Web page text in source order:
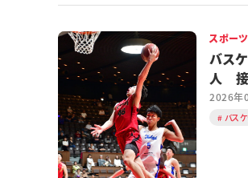
スポーツ
バス
人 接
2026年
バス